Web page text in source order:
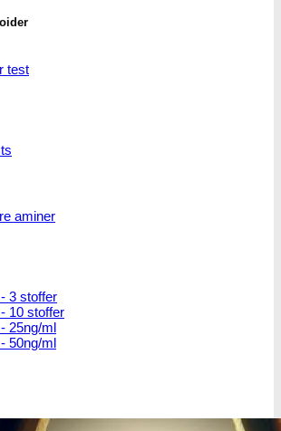
test
aminer
3 stoffer
10 stoffer
25ng/ml
50ng/ml